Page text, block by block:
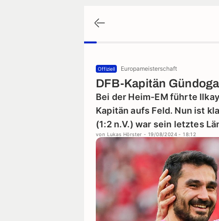
Offiziell Europameisterschaft
DFB-Kapitän
Bei der Heim-EM führte
Kapitän aufs Feld. Nun ist
(1:2 n.V.) war sein letztes
von Lukas Hörster - 19/08/2024 - 18:12